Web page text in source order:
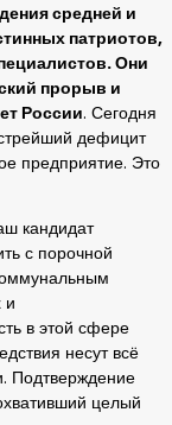
средней и
патриотов,
Они
прорыв и
России. Сегодня
дефицит
предприятие. Это
кандидат
с порочной
и
в этой сфере
несут всё
Подтверждение
целый